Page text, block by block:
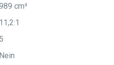
cm³
11,2:1
5
Nein